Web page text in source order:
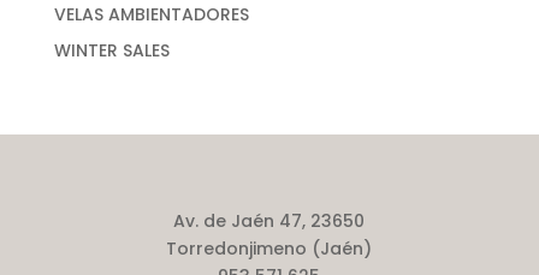
VELAS AMBIENTADORES
WINTER SALES
Av. de Jaén 47, 23650
Torredonjimeno (Jaén)